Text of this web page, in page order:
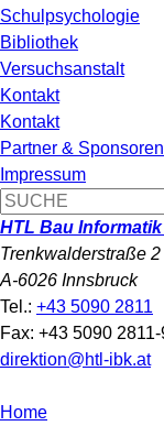
Schulpsychologie
Bibliothek
Versuchsanstalt
Kontakt
Kontakt
Partner & Sponsoren
Impressum
HTL Bau
Trenkwalderstraße 2
A-6026 Innsbruck
Tel.: +43 5090 2811
Fax: +43 5090
direktion@htl-ibk.at
Home